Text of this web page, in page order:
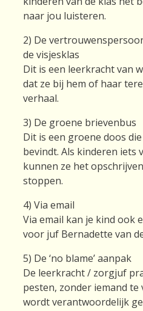
naar jou luisteren.
2) De
de visjesklas
Dit is een leerkracht van
dat ze bij hem of haar
verhaal.
3) De groene brievenbus
Dit is een groene doos
bevindt. Als kinderen iets
kunnen ze het
stoppen.
4) Via email
Via email kan je kind ook
voor juf Bernadette van
5) De ‘no blame’ aanpak
De leerkracht / zorgjuf
pesten, zonder iemand te
wordt verantwoordelijk